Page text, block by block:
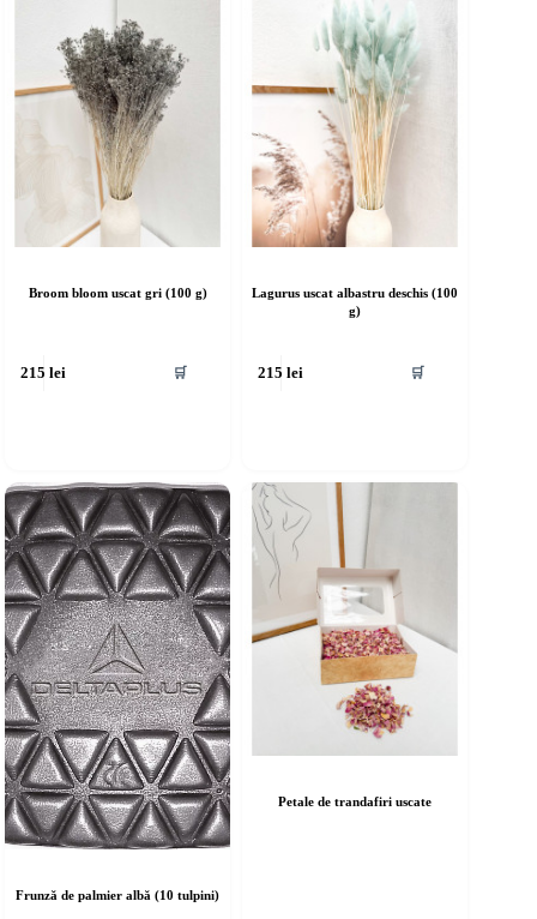
Broom bloom uscat gri (100 g)
215lei 🛒
Lagurus uscat albastru deschis (100
g)
215lei 🛒
Frunză de palmier albă (10 tulpini)
Petale de trandafiri uscate